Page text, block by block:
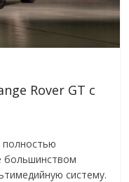
Rover GT с
полностью
большинством
систему.